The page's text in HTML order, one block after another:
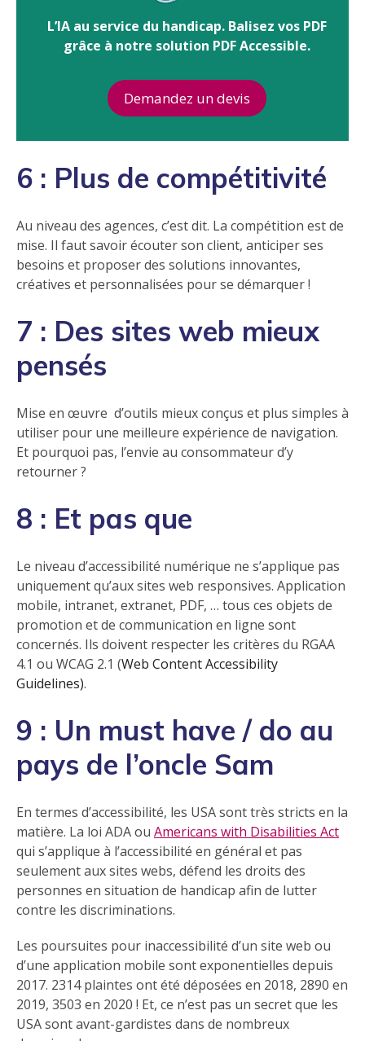
L’IA au service du handicap. Balisez vos PDF
grâce à notre solution PDF Accessible.
Demandez un devis
6 : Plus de compétitivité
Au niveau des agences, c’est dit. La compétition est de
mise. Il faut savoir écouter son client, anticiper ses
besoins et proposer des solutions innovantes,
créatives et personnalisées pour se démarquer !
7 : Des sites web mieux
pensés
Mise en œuvre d’outils mieux conçus et plus simples à
utiliser pour une meilleure expérience de navigation.
Et pourquoi pas, l’envie au consommateur d’y
retourner ?
8 : Et pas que
Le niveau d’accessibilité numérique ne s’applique pas
uniquement qu’aux sites web responsives. Application
mobile, intranet, extranet, PDF, … tous ces objets de
promotion et de communication en ligne sont
concernés. Ils doivent respecter les critères du RGAA
4.1 ou WCAG 2.1 (Web Content Accessibility
Guidelines).
9 : Un must have / do au
pays de l’oncle Sam
En termes d’accessibilité, les USA sont très stricts en la
matière. La loi ADA ou Americans with Disabilities Act
qui s’applique à l’accessibilité en général et pas
seulement aux sites webs, défend les droits des
personnes en situation de handicap afin de lutter
contre les discriminations.
Les poursuites pour inaccessibilité d’un site web ou
d’une application mobile sont exponentielles depuis
2017. 2314 plaintes ont été déposées en 2018, 2890 en
2019, 3503 en 2020 ! Et, ce n’est pas un secret que les
USA sont avant-gardistes dans de nombreux